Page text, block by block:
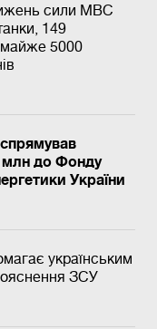
сили МВС
149
майже 5000
млн до Фонду
України
українським
ЗСУ